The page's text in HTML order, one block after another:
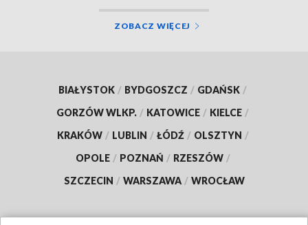
ZOBACZ WIĘCEJ
BIAŁYSTOK / BYDGOSZCZ / GDAŃSK /
GORZÓW WLKP. / KATOWICE / KIELCE /
KRAKÓW / LUBLIN / ŁÓDŹ / OLSZTYN /
OPOLE / POZNAŃ / RZESZÓW /
SZCZECIN / WARSZAWA / WROCŁAW